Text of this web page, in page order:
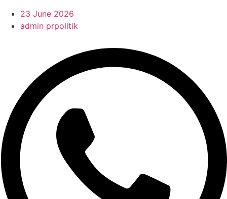
23 June 2026
admin prpolitik